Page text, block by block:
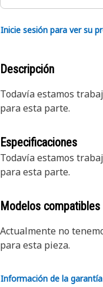
Inicie sesión para ver su
Descripción
Todavía estamos
para esta parte.
Especificaciones
Todavía estamos
para esta parte.
Modelos compatibles
Actualmente no
para esta pieza.
Información de la garantía